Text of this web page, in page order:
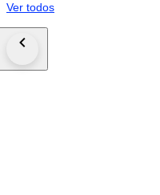
Ver todos